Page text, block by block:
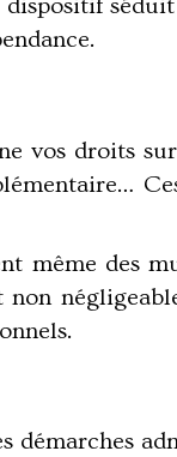
vos droits
même des
démarches